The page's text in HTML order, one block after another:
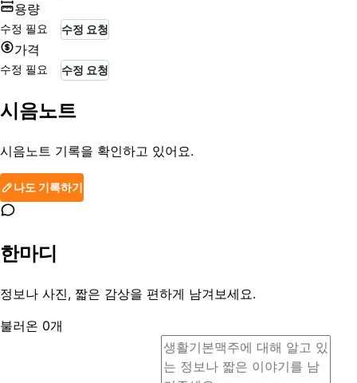
용량
수정 필요 수정 요청
가격
수정 필요 수정 요청
시음노트
시음노트 기록을 확인하고 있어요.
나도 기록하기
한마디
정보나 사진, 짧은 감상을 편하게 남겨보세요.
불러온 0개